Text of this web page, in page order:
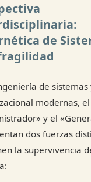
de
de
modernas, el
y el
dos fuerzas
la supervivencia